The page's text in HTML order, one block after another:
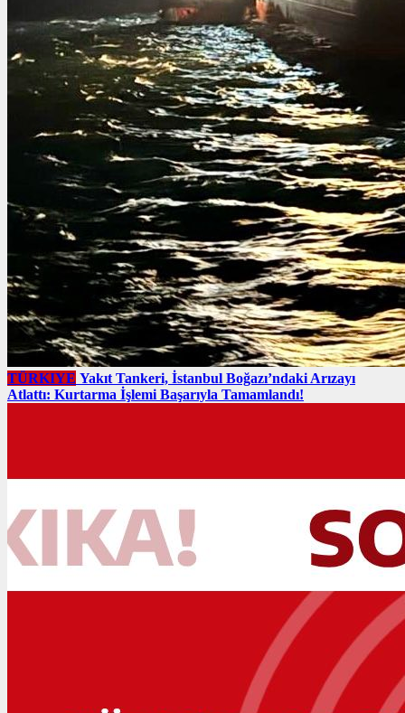
TÜRKIYE Yakıt Tankeri, İstanbul Boğazı’ndaki Arızayı
Atlattı: Kurtarma İşlemi Başarıyla Tamamlandı!